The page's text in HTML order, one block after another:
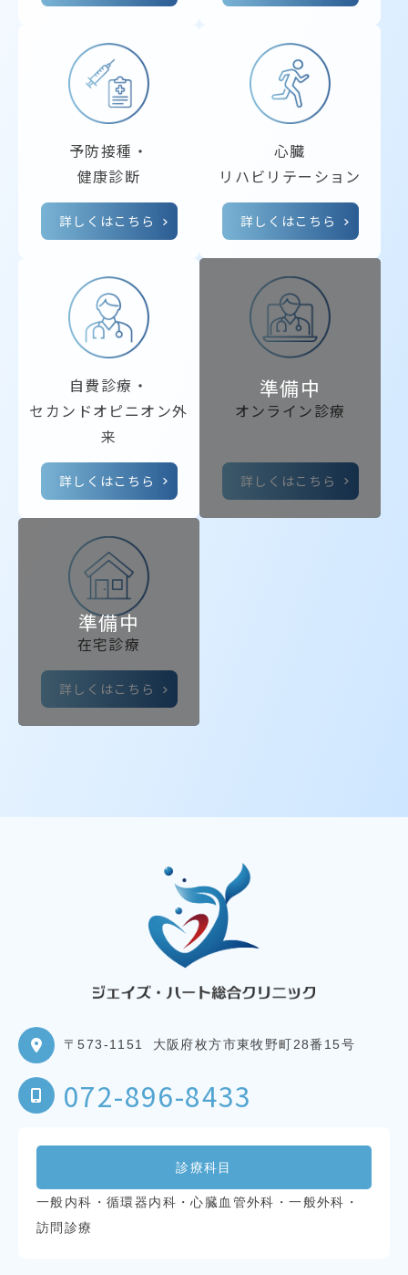
予防接種・
健康診断
詳しくはこちら
心臓
リハビリテーション
詳しくはこちら
自費診療・
セカンドオピニオン外
来
詳しくはこちら
オンライン診療
詳しくはこちら
在宅診療
詳しくはこちら
〒573-1151 大阪府枚方市東牧野町28番15号
072-896-8433
診療科目
一般内科・循環器内科・心臓血管外科・一般外科・
訪問診療